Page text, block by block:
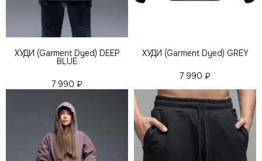
ХУДИ (Garment Dyed) DEEP
BLUE
7 990 ₽
ХУДИ (Garment Dyed) GREY
7 990 ₽